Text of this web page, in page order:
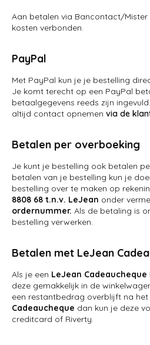
Aan betalen via Bancontact/Mister
kosten verbonden.
PayPal
Met PayPal kun je je bestelling
Je komt terecht op een PayPal
betaalgegevens reeds zijn
altijd contact opnemen via de
Betalen per overboeking
Je kunt je bestelling ook betalen
betalen van je bestelling kun je
bestelling over te maken op
8808 68 t.n.v. LeJean onder
ordernummer. Als de betaling is
bestelling verwerken.
Betalen met LeJean
Als je een LeJean Cadeaucheque
deze gemakkelijk in de
een restantbedrag overblijft na het
Cadeaucheque dan kun je deze
creditcard of Riverty.